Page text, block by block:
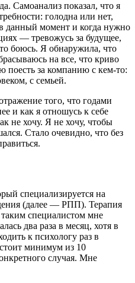
Самоанализ показал, что я
голодна или нет,
данный момент и когда нужно
— тревожусь за будущее,
боюсь. Я обнаружила, что
на все, что криво
за компанию с кем-то:
с семьей.
того, что годами
и как я отношусь к себе
не хочу. Я не хочу, чтобы
Стало очевидно, что без
специализируется на
(далее — РПП). Терапия
специалистом мне
два раза в месяц, хотя в
к психологу раз в
минимум из 10
случая. Мне